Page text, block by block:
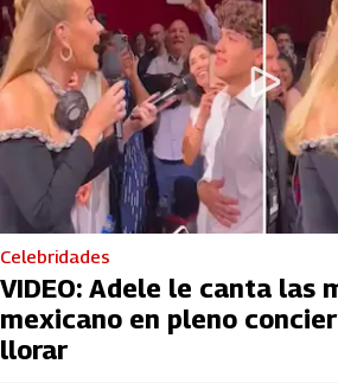
Celebridades
VIDEO: Adele le canta las
mexicano en pleno
llorar